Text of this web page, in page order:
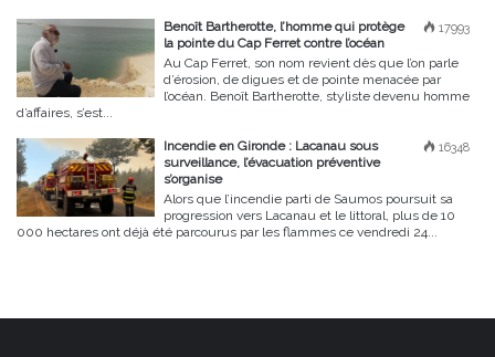
17993
Benoît Bartherotte, l’homme qui protège
la pointe du Cap Ferret contre l’océan
Au Cap Ferret, son nom revient dès que l’on parle
d’érosion, de digues et de pointe menacée par
l’océan. Benoît Bartherotte, styliste devenu homme
d’affaires, s’est...
16348
Incendie en Gironde : Lacanau sous
surveillance, l’évacuation préventive
s’organise
Alors que l’incendie parti de Saumos poursuit sa
progression vers Lacanau et le littoral, plus de 10
000 hectares ont déjà été parcourus par les flammes ce vendredi 24...